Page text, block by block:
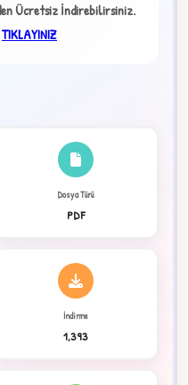
Ücretsiz İndirebilirsiniz.
TIKLAYINIZ
Dosya Türü
PDF
İndirme
1,393